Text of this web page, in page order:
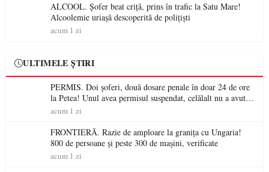
ALCOOL. Șofer beat criță, prins în trafic la Satu Mare!
Alcoolemie uriașă descoperită de polițiști
acum 1 zi
ULTIMELE ȘTIRI
PERMIS. Doi șoferi, două dosare penale în doar 24 de ore
la Petea! Unul avea permisul suspendat, celălalt nu a avut
niciodată permis
acum 1 zi
FRONTIERĂ. Razie de amploare la granița cu Ungaria!
800 de persoane și peste 300 de mașini, verificate
acum 1 zi